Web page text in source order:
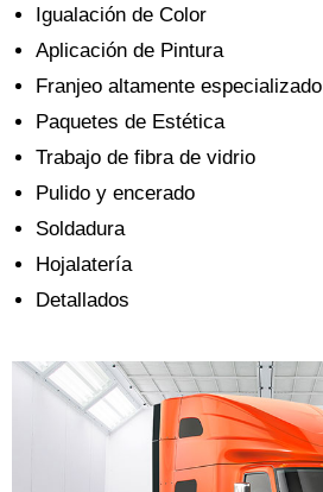
Igualación de Color
Aplicación de Pintura
Franjeo altamente especializado
Paquetes de Estética
Trabajo de fibra de vidrio
Pulido y encerado
Soldadura
Hojalatería
Detallados